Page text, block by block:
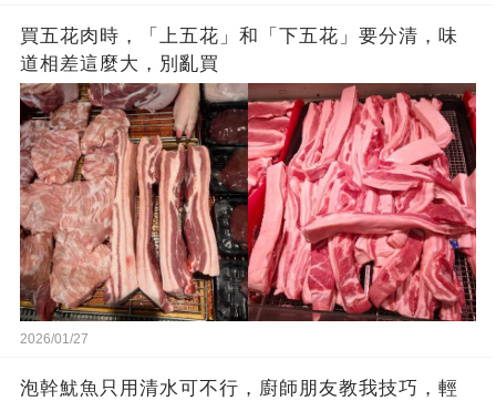
買五花肉時，「上五花」和「下五花」要分清，味
道相差這麼大，別亂買
2026/01/27
泡幹魷魚只用清水可不行，廚師朋友教我技巧，輕